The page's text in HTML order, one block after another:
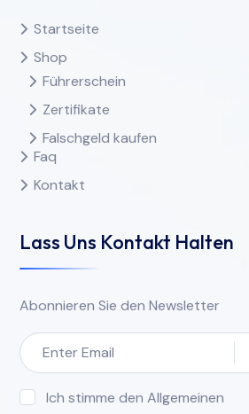
Startseite
Shop
Führerschein
Zertifikate
Falschgeld kaufen
Faq
Kontakt
Lass Uns Kontakt Halten
Abonnieren Sie den Newsletter
Ich stimme den Allgemeinen